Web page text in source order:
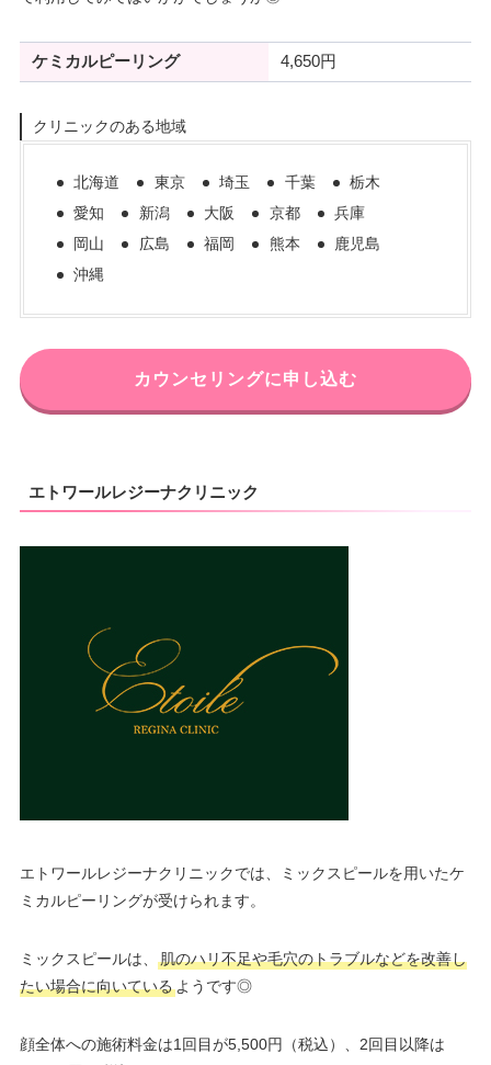
ケミカルピーリング 4,650円
クリニックのある地域
北海道 東京 埼玉 千葉
栃木
愛知
新潟 大阪 京都
兵庫
岡山
広島 福岡 熊本
鹿児島
沖縄
カウンセリングに申し込む
エトワールレジーナクリニック
エトワールレジーナクリニックでは、ミックスピールを用いたケ
ミカルピーリングが受けられます。
ミックスピールは、
肌のハリ不足や毛穴のトラブルなどを改善し
たい場合に向いているようです◎
顔全体への施術料金は1回目が5,500円（税込）、2回目以降は